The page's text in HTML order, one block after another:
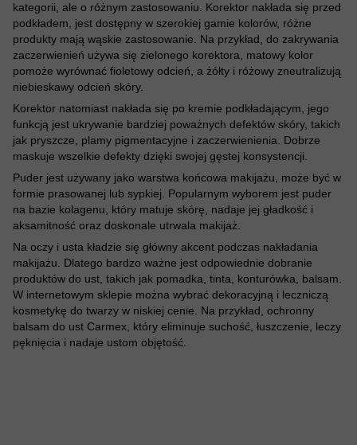
kategorii, ale o różnym zastosowaniu. Korektor nakłada się przed
podkładem, jest dostępny w szerokiej gamie kolorów, różne
produkty mają wąskie zastosowanie. Na przykład, do zakrywania
zaczerwienień używa się zielonego korektora, matowy kolor
pomoże wyrównać fioletowy odcień, a żółty i różowy zneutralizują
niebieskawy odcień skóry.
Korektor natomiast nakłada się po kremie podkładającym, jego
funkcją jest ukrywanie bardziej poważnych defektów skóry, takich
jak pryszcze, plamy pigmentacyjne i zaczerwienienia. Dobrze
maskuje wszelkie defekty dzięki swojej gęstej konsystencji.
Puder jest używany jako warstwa końcowa makijażu, może być w
formie prasowanej lub sypkiej. Popularnym wyborem jest puder
na bazie kolagenu, który matuje skórę, nadaje jej gładkość i
aksamitność oraz doskonale utrwala makijaż.
Na oczy i usta kładzie się główny akcent podczas nakładania
makijażu. Dlatego bardzo ważne jest odpowiednie dobranie
produktów do ust, takich jak pomadka, tinta, konturówka, balsam.
W internetowym sklepie można wybrać dekoracyjną i leczniczą
kosmetykę do twarzy w niskiej cenie. Na przykład, ochronny
balsam do ust Carmex, który eliminuje suchość, łuszczenie, leczy
pęknięcia i nadaje ustom objętość.